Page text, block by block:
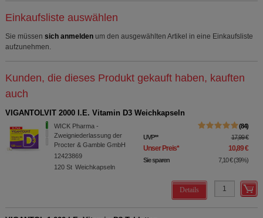
Einkaufsliste auswählen
Sie müssen sich anmelden um den ausgewählten Artikel in eine Einkaufsliste
aufzunehmen.
Kunden, die dieses Produkt gekauft haben, kauften
auch
VIGANTOLVIT 2000 I.E. Vitamin D3 Weichkapseln
WICK Pharma -
Zweigniederlassung der
Procter & Gamble GmbH
12423869
120 St Weichkapseln
84
UVP** 17,99 €
Unser Preis* 10,89 €
Sie sparen 7,10 € (39%)
Details